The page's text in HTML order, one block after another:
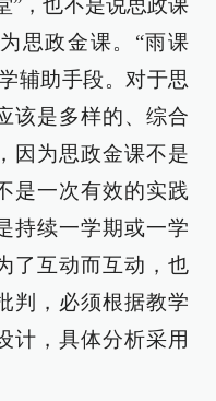
”，也不是说思政课
思政金课。“雨课
辅助手段。对于思
该是多样的、综合
因为思政金课不是
是一次有效的实践
持续一学期或一学
了互动而互动，也
判，必须根据教学
计，具体分析采用